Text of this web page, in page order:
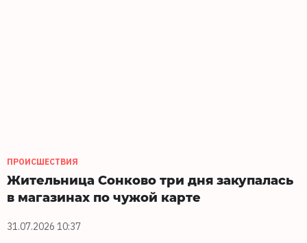
ПРОИСШЕСТВИЯ
Жительница Сонково три дня закупалась
в магазинах по чужой карте
31.07.2026 10:37